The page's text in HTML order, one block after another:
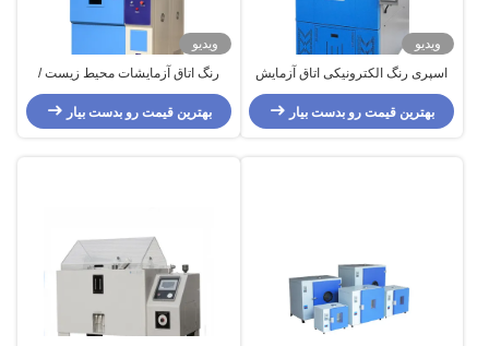
ویدیو
اسپری رنگ الکترونیکی اتاق آزمایش
محیطی سیکل حرارتی
بهترین قیمت رو بدست بیار
ویدیو
رنگ اتاق آزمایشات محیط زیست /
کنترل دما کنترل زنجیره ای سنسور
لامپ زنون
بهترین قیمت رو بدست بیار